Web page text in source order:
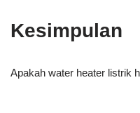
Kesimpulan
Apakah water heater listrik